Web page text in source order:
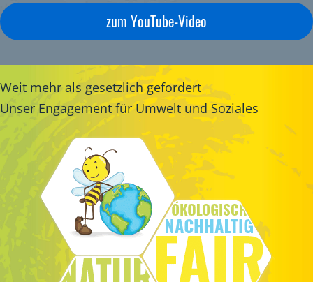
zum YouTube-Video
Weit mehr als gesetzlich gefordert
Unser Engagement für Umwelt und Soziales